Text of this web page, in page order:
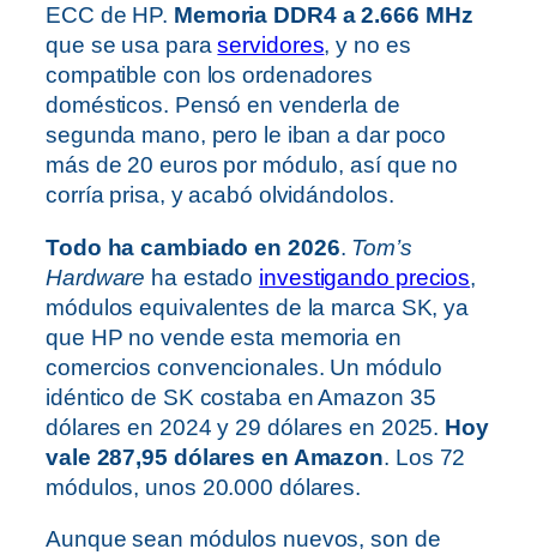
ECC de HP. Memoria DDR4 a 2.666 MHz
que se usa paraservidores, y no es
compatible con los ordenadores
domésticos. Pensó en venderla de
segunda mano, pero le iban a dar poco
más de 20 euros por módulo, así que no
corría prisa, y acabó olvidándolos.
Todo ha cambiado en 2026. Tom’s
Hardware ha estado investigando precios,
módulos equivalentes de la marca SK, ya
que HP no vende esta memoria en
comercios convencionales. Un módulo
idéntico de SK costaba en Amazon 35
dólares en 2024 y 29 dólares en 2025. Hoy
vale 287,95 dólares en Amazon. Los 72
módulos, unos 20.000 dólares.
Aunque sean módulos nuevos, son de